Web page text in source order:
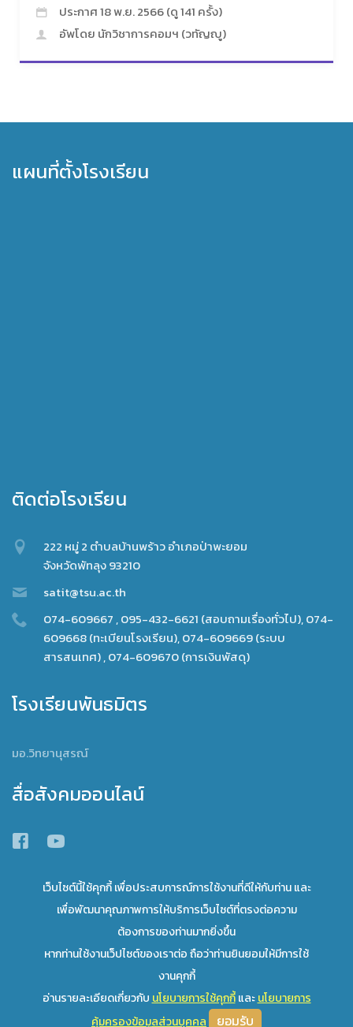
ประกาศ 18 พ.ย. 2566 (ดู 141 ครั้ง)
อัพโดย นักวิชาการคอมฯ (วทัญญู)
แผนที่ตั้งโรงเรียน
ติดต่อโรงเรียน
222 หมู่ 2 ตำบลบ้านพร้าว อำเภอป่าพะยอม
จังหวัดพัทลุง 93210
satit@tsu.ac.th
074-609667 , 095-432-6621 (สอบถามเรื่องทั่วไป), 074-
609668 (ทะเบียนโรงเรียน), 074-609669 (ระบบ
สารสนเทศ) , 074-609670 (การเงินพัสดุ)
โรงเรียนพันธมิตร
มอ.วิทยานุสรณ์
สื่อสังคมออนไลน์
พัฒนาโดย โรงเรียนสาธิตมหาวิทยาลัยทักษิณ ฝ่ายมัธยม
เว็บไซต์นี้ใช้คุกกี้ เพื่อประสบการณ์การใช้งานที่ดีให้กับท่าน และ
เพื่อพัฒนาคุณภาพการให้บริการเว็บไซต์ที่ตรงต่อความ
ต้องการของท่านมากยิ่งขึ้น
หากท่านใช้งานเว็ปไซต์ของเราต่อ ถือว่าท่านยินยอมให้มีการใช้
งานคุกกี้
อ่านรายละเอียดเกี่ยวกับ นโยบายการใช้คุกกี้และนโยบายการ
คุ้มครองข้อมูลส่วนบุคคล
ยอมรับ